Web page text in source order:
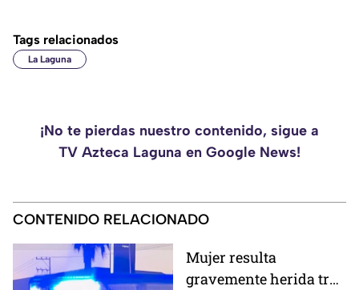
Tags relacionados
La Laguna
¡No te pierdas nuestro contenido, sigue a
TV Azteca Laguna en Google News!
CONTENIDO RELACIONADO
Mujer resulta
gravemente herida tras